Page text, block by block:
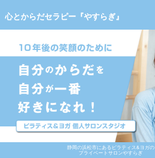
静岡の浜松市にあるピラティス&ヨガの
プライベートサロンやすらぎ
心とからだセラピー『やすらぎ』